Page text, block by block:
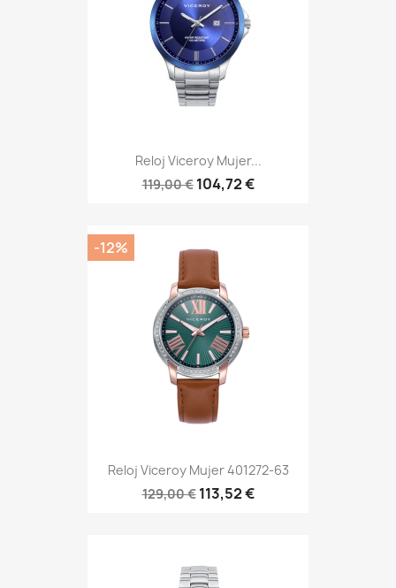
Reloj Viceroy Mujer...
119,00 € 104,72 €
Reloj Viceroy Mujer 401272-63
129,00 € 113,52 €
-12%